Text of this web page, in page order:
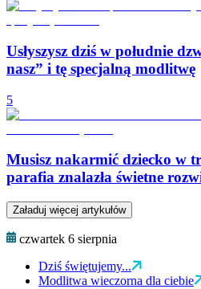
Usłyszysz dziś w południe
nasz” i tę specjalną modlitwę
5
Musisz nakarmić dziecko w
parafia znalazła świetne
Załaduj więcej artykułów
czwartek 6 sierpnia
Dziś świętujemy...
Modlitwa wieczorna dla ciebie